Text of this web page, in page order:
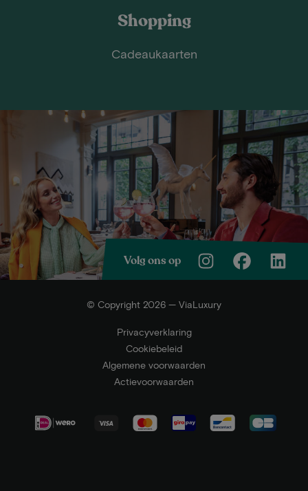
Shopping
Cadeaukaarten
Volg ons op
© Copyright 2026 — ViaLuxury
Privacyverklaring
Cookiebeleid
Algemene voorwaarden
Actievoorwaarden